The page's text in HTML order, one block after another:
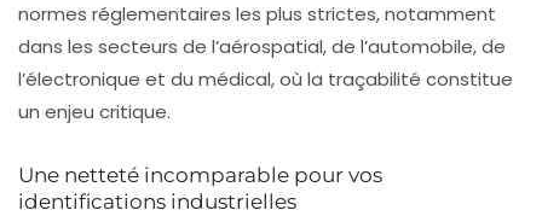
normes réglementaires les plus strictes, notamment
dans les secteurs de l’aérospatial, de l’automobile, de
l’électronique et du médical, où la traçabilité constitue
un enjeu critique.
Une netteté incomparable pour vos
identifications industrielles